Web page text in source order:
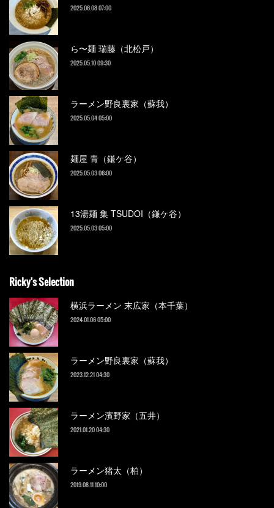
2025.06.08 07:00
ら〜麺 瑞藤（北松戸）
2025.05.10 09:30
ラーメン野良裏家（蘇我）
2025.05.04 05:00
麺屋 青（鎌ケ谷）
2025.05.03 06:00
13湯麺 集 TSUDOI（鎌ケ谷）
2025.05.03 05:00
Ricky's Selection
横浜ラーメン 末広家（本千葉）
2024.01.06 05:00
ラーメン野良裏家（蘇我）
2023.12.21 04:30
ラーメン濱野家（五井）
2021.01.20 04:30
ラーメン猪太（柏）
2019.08.11 10:00